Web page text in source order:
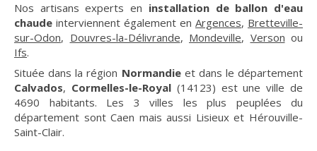
Nos artisans experts en installation de ballon d'eau
chaude interviennent également en Argences, Bretteville-
sur-Odon, Douvres-la-Délivrande, Mondeville, Verson ou
Ifs.
Située dans la région Normandieet dans le département
Calvados, Cormelles-le-Royal(14123) est une ville de
4690 habitants. Les 3 villes les plus peuplées du
département sont Caen mais aussi Lisieux et Hérouville-
Saint-Clair.